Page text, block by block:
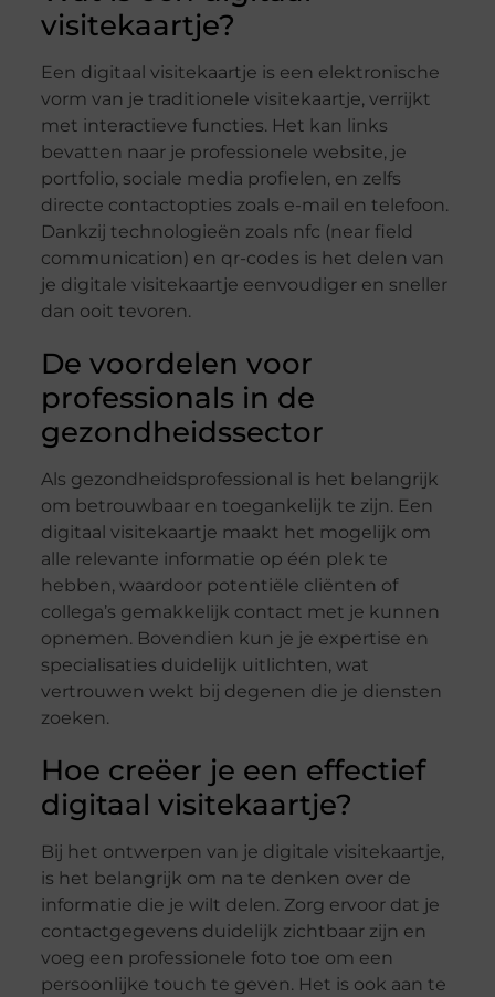
visitekaartje?
Een digitaal visitekaartje is een elektronische
vorm van je traditionele visitekaartje, verrijkt
met interactieve functies. Het kan links
bevatten naar je professionele website, je
portfolio, sociale media profielen, en zelfs
directe contactopties zoals e-mail en telefoon.
Dankzij technologieën zoals nfc (near field
communication) en qr-codes is het delen van
je digitale visitekaartje eenvoudiger en sneller
dan ooit tevoren.
De voordelen voor
professionals in de
gezondheidssector
Als gezondheidsprofessional is het belangrijk
om betrouwbaar en toegankelijk te zijn. Een
digitaal visitekaartje maakt het mogelijk om
alle relevante informatie op één plek te
hebben, waardoor potentiële cliënten of
collega’s gemakkelijk contact met je kunnen
opnemen. Bovendien kun je je expertise en
specialisaties duidelijk uitlichten, wat
vertrouwen wekt bij degenen die je diensten
zoeken.
Hoe creëer je een effectief
digitaal visitekaartje?
Bij het ontwerpen van je digitale visitekaartje,
is het belangrijk om na te denken over de
informatie die je wilt delen. Zorg ervoor dat je
contactgegevens duidelijk zichtbaar zijn en
voeg een professionele foto toe om een
persoonlijke touch te geven. Het is ook aan te